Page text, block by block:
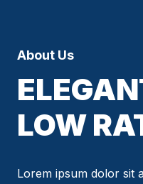
About Us
LOW
Lorem ipsum dolor sit